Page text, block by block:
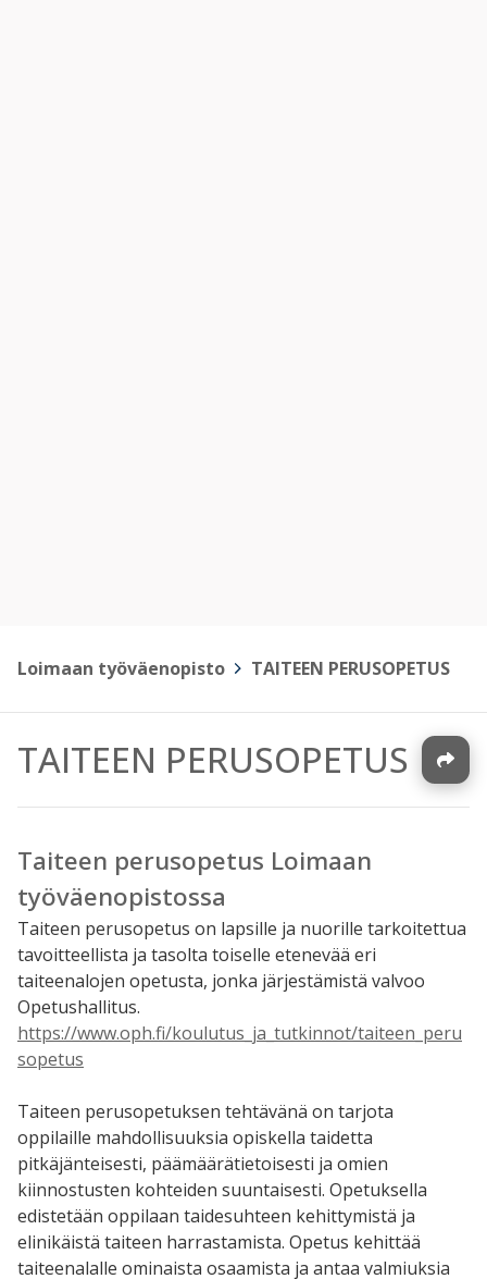
Loimaan työväenopisto TAITEEN PERUSOPETUS
TAITEEN PERUSOPETUS
Taiteen perusopetus Loimaan
työväenopistossa
Taiteen perusopetus on lapsille ja nuorille tarkoitettua
tavoitteellista ja tasolta toiselle etenevää eri
taiteenalojen opetusta, jonka järjestämistä valvoo
Opetushallitus.
https://www.oph.fi/koulutus_ja_tutkinnot/taiteen_peru
sopetus
Taiteen perusopetuksen tehtävänä on tarjota
oppilaille mahdollisuuksia opiskella taidetta
pitkäjänteisesti, päämäärätietoisesti ja omien
kiinnostusten kohteiden suuntaisesti. Opetuksella
edistetään oppilaan taidesuhteen kehittymistä ja
elinikäistä taiteen harrastamista. Opetus kehittää
taiteenalalle ominaista osaamista ja antaa valmiuksia